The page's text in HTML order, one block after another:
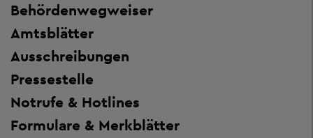
Behördenwegweiser
Amtsblätter
Ausschreibungen
Pressestelle
Notrufe & Hotlines
Formulare & Merkblätter